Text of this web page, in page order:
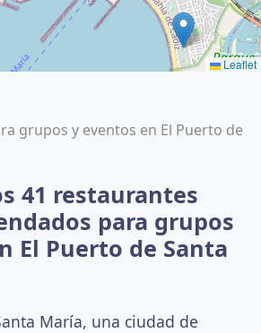
Leaflet
grupos y eventos en El Puerto de
41 restaurantes
para grupos
El Puerto de Santa
María, una ciudad de